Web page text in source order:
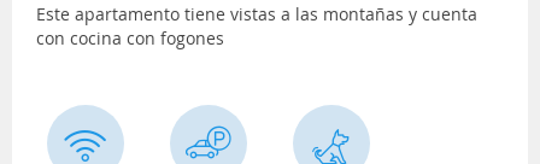
Este apartamento tiene vistas a las montañas y cuenta
con cocina con fogones